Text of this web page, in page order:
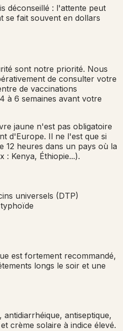
déconseillé : l'attente peut
se fait souvent en dollars
sont notre priorité. Nous
de consulter votre
de vaccinations
à 6 semaines avant votre
jaune n'est pas obligatoire
d'Europe. Il ne l'est que si
12 heures dans un pays où la
: Kenya, Éthiopie...).
universels (DTP)
est fortement recommandé,
longs le soir et une
antiseptique,
crème solaire à indice élevé.